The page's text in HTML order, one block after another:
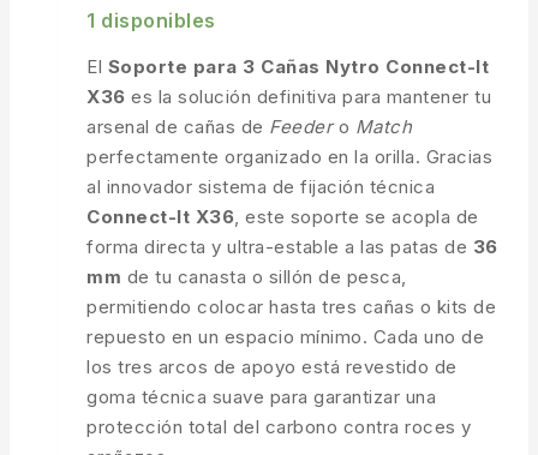
1 disponibles
El Soporte para 3 Cañas Nytro Connect-It
X36 es la solución definitiva para mantener tu
arsenal de cañas de Feedero Match
perfectamente organizado en la orilla. Gracias
al innovador sistema de fijación técnica
Connect-It X36 , este soporte se acopla de
forma directa y ultra-estable a las patas de 36
mm de tu canasta o sillón de pesca,
permitiendo colocar hasta tres cañas o kits de
repuesto en un espacio mínimo. Cada uno de
los tres arcos de apoyo está revestido de
goma técnica suave para garantizar una
protección total del carbono contra roces y